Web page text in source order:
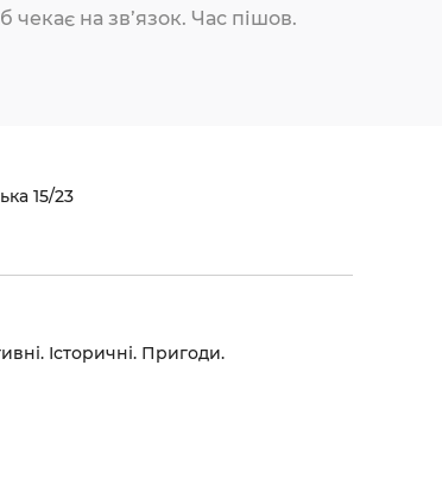
чекає на зв’язок. Час пішов.
15/23
Історичні. Пригоди.